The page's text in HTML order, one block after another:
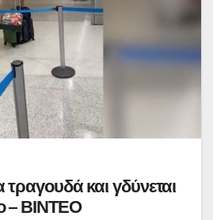
τραγουδά και γδύνεται
– ΒΙΝΤΕΟ